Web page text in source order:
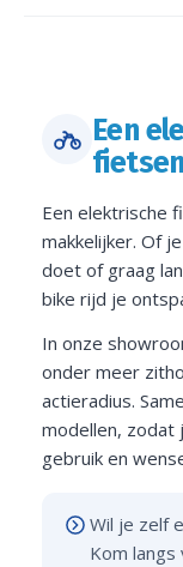
Een
Een elektrische
makkelijker. Of
doet of graag
bike rijd je
In onze
onder meer
actieradius.
modellen, zodat
gebruik en
Wil je zelf
Kom langs